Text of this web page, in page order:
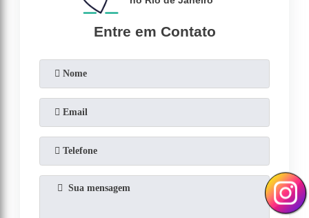
Entre em Contato